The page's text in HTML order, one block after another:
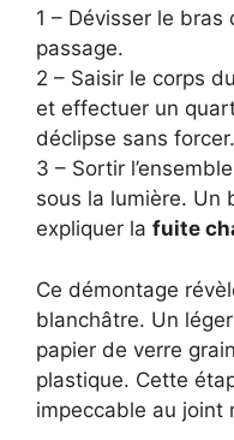
1 – Dévisser le
passage.
2 – Saisir le corps
et effectuer un
déclipse sans forcer.
3 – Sortir
sous la lumière. Un
expliquer la fuite
Ce démontage
blanchâtre. Un
papier de verre
plastique. Cette
impeccable au joint